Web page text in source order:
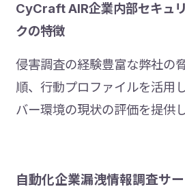
CyCraft AIR企業内部セキュ
クの特徴
侵害調査の経験豊富な弊社の
順、行動プロファイルを活用
バー環境の現状の評価を提供し
自動化企業漏洩情報調査サ